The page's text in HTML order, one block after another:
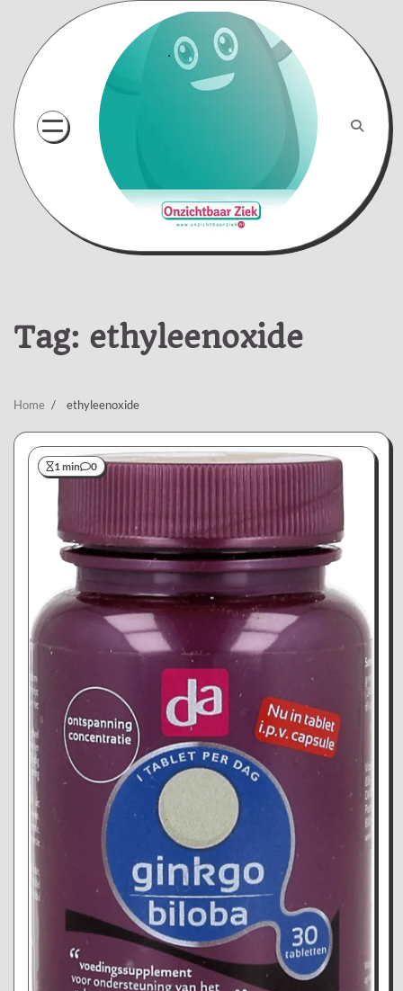
content
Tag: ethyleenoxide
Home ethyleenoxide
1 min 0